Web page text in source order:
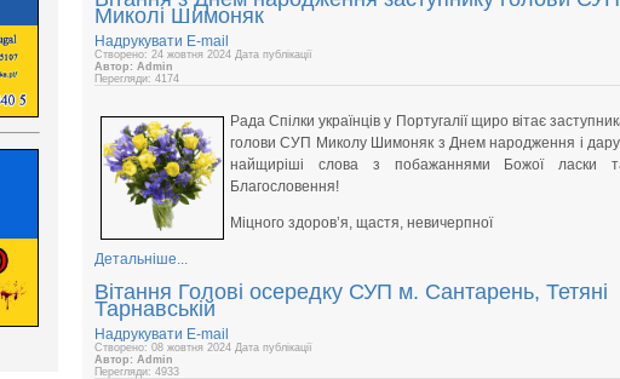
Миколі Шимоняк
Надрукувати E-mail
Створено: 24 жовтня 2024 Дата публікації
Автор: Admin
Перегляди: 4174
Рада Спілки українців у Португалії щиро вітає
голови СУП Миколу Шимоняк з Днем народження і
найщиріші слова з побажаннями Божої ласки
Благословення!
Міцного здоров’я, щастя, невичерпної
Детальніше...
Вітання Голові осередку СУП м. Сантарень, Тетяні
Тарнавській
Надрукувати E-mail
Створено: 08 жовтня 2024 Дата публікації
Автор: Admin
Перегляди: 4933